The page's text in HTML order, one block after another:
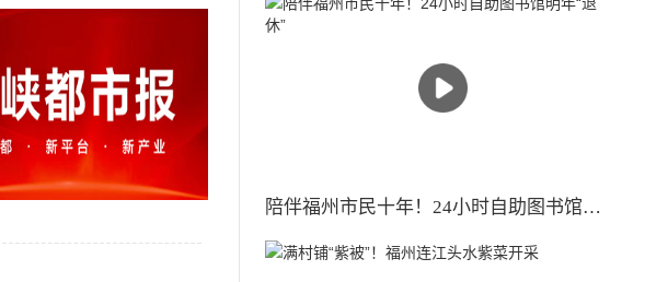
陪伴福州市民十年！24小时自助图书馆明年“退休”